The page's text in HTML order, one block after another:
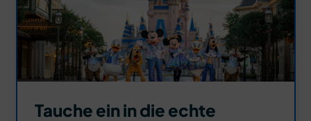
Tauche ein in die echte